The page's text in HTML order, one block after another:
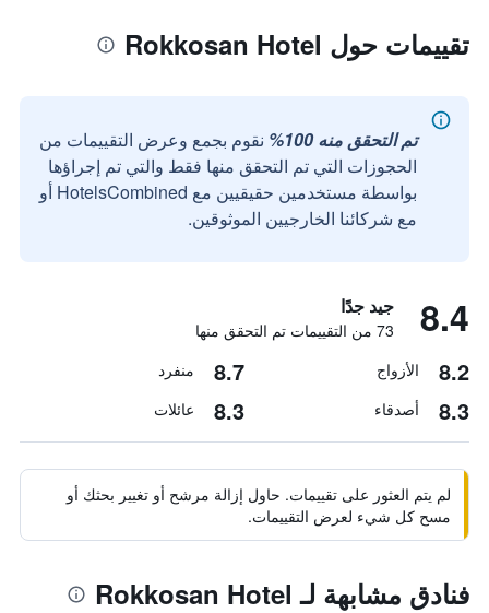
تقييمات حول Rokkosan Hotel
تم التحقق منه 100%
نقوم بجمع وعرض التقييمات من
الحجوزات التي تم التحقق منها فقط والتي تم إجراؤها
بواسطة مستخدمين حقيقيين مع HotelsCombined أو
مع شركائنا الخارجيين الموثوقين.
8.4 جيد جدًا
73 من التقييمات تم التحقق منها
8.2 الأزواج 8.7 منفرد
8.3 أصدقاء 8.3 عائلات
لم يتم العثور على تقييمات. حاول إزالة مرشح أو تغيير بحثك أو
مسح كل شيء لعرض التقييمات.
فنادق مشابهة لـ Rokkosan Hotel